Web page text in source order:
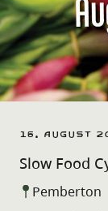
16. August
Slow Food
Pemberton